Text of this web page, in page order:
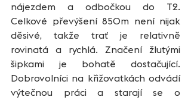
nájezdem a odbočkou do T2.
Celkové převýšení 850m není nijak
děsivé, takže trať je relativně
rovinatá a rychlá. Značení žlutými
šipkami je bohatě dostačující.
Dobrovolníci na křižovatkách odvádí
výtečnou práci a starají se o